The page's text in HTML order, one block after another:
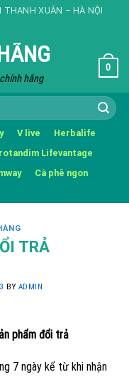
THANH XUÂN – HÀ NỘI
hãng
0
V live
Herbalife
Lifevantage
Cà phê ngon
TRẢ
BY ADMIN
phẩm đổi trả
7 ngày kể từ khi nhận